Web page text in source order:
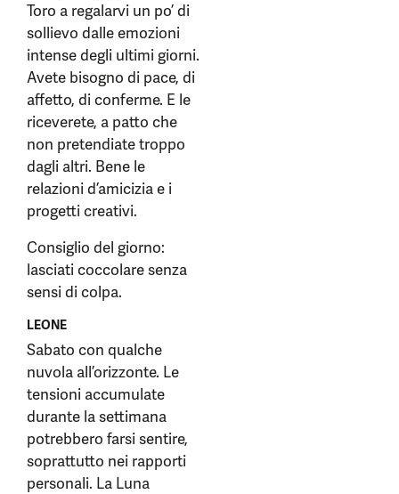
Toro a regalarvi un po’ di
sollievo dalle emozioni
intense degli ultimi giorni.
Avete bisogno di pace, di
affetto, di conferme. E le
riceverete, a patto che
non pretendiate troppo
dagli altri. Bene le
relazioni d’amicizia e i
progetti creativi.
Consiglio del giorno:
lasciati coccolare senza
sensi di colpa.
LEONE
Sabato con qualche
nuvola all’orizzonte. Le
tensioni accumulate
durante la settimana
potrebbero farsi sentire,
soprattutto nei rapporti
personali. La Luna